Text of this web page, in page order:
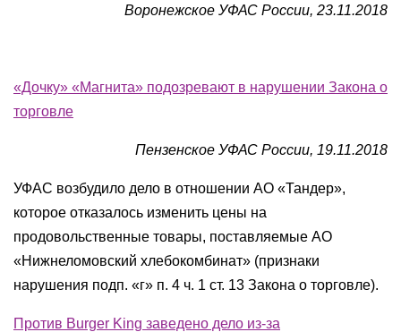
Воронежское УФАС России, 23.11.2018
«Дочку» «Магнита» подозревают в нарушении Закона о
торговле
Пензенское УФАС России, 19.11.2018
УФАС возбудило дело в отношении АО «Тандер»,
которое отказалось изменить цены на
продовольственные товары, поставляемые АО
«Нижнеломовский хлебокомбинат» (признаки
нарушения подп. «г» п. 4 ч. 1 ст. 13 Закона о торговле).
Против Burger King заведено дело из-за